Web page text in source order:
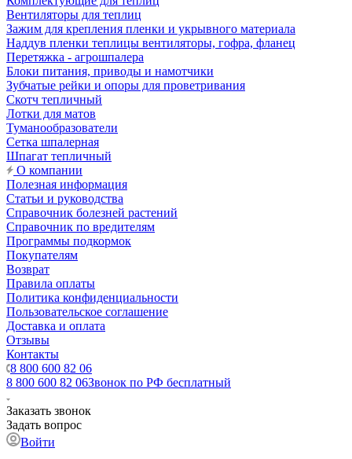
Вентиляторы для теплиц
Зажим для крепления пленки и укрывного материала
Наддув пленки теплицы вентиляторы, гофра, фланец
Перетяжка - агрошпалера
Блоки питания, приводы и намотчики
Зубчатые рейки и опоры для проветривания
Скотч тепличный
Лотки для матов
Туманообразователи
Сетка шпалерная
Шпагат тепличный
О компании
Полезная информация
Статьи и руководства
Справочник болезней растений
Справочник по вредителям
Программы подкормок
Покупателям
Возврат
Правила оплаты
Политика конфиденциальности
Пользовательское соглашение
Доставка и оплата
Отзывы
Контакты
8 800 600 82 06
8 800 600 82 06Звонок по РФ бесплатный
Заказать звонок
Задать вопрос
Войти